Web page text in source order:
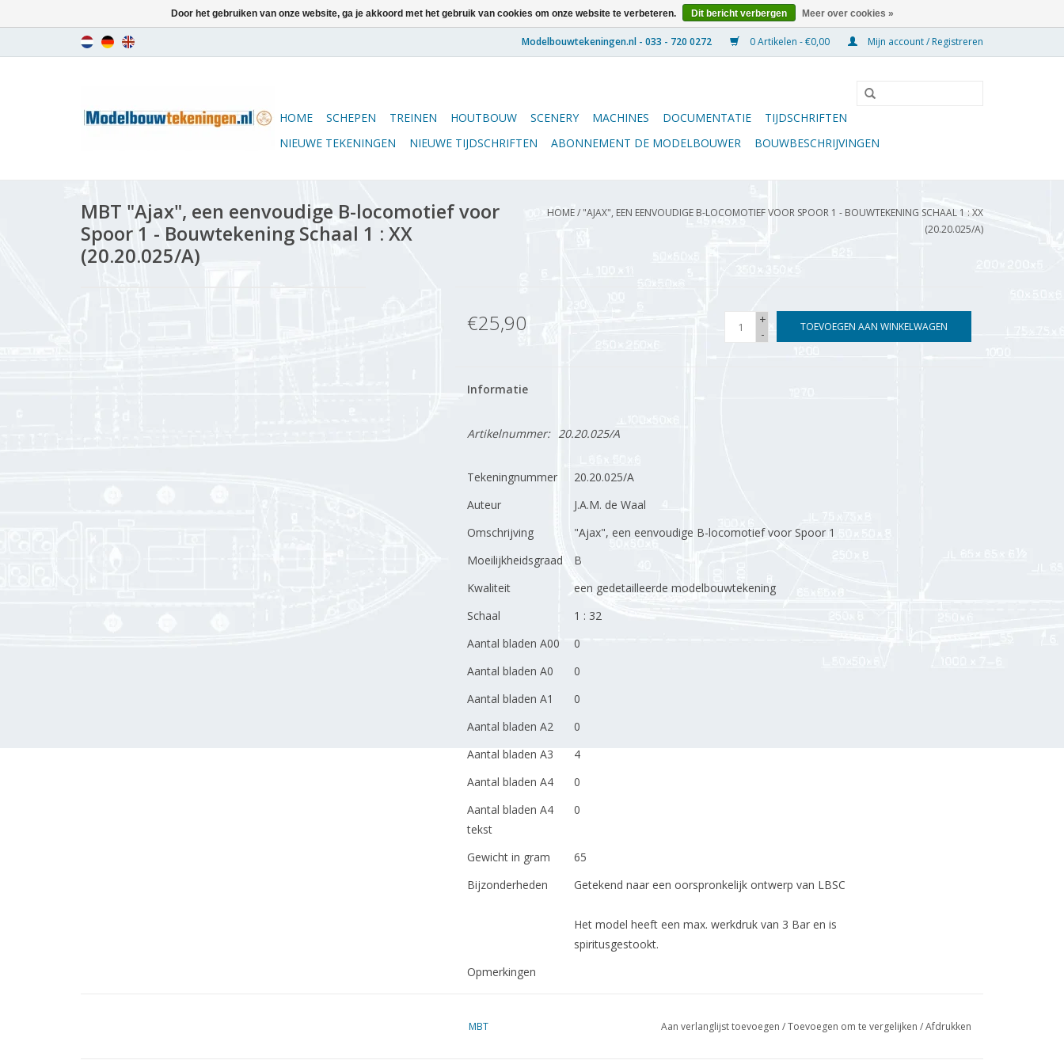
0 Artikelen - €0,00 Mijn account / Registreren
HOME SCHEPEN TREINEN HOUTBOUW SCENERY MACHINES DOCUMENTATIE
TIJDSCHRIFTEN
NIEUWE TEKENINGEN
NIEUWE TIJDSCHRIFTEN ABONNEMENT DE MODELBOUWER BOUWBESCHRIJVINGEN
MBT "Ajax", een eenvoudige B-locomotief voor
Spoor 1 - Bouwtekening Schaal 1 : XX
(20.20.025/A)
HOME/ "AJAX", EEN EENVOUDIGE B-LOCOMOTIEF VOOR SPOOR 1 - BOUWTEKENING SCHAAL 1 : XX
(20.20.025/A)
€25,90
+
-
TOEVOEGEN AAN WINKELWAGEN
Informatie
Artikelnummer: 20.20.025/A
Tekeningnummer
20.20.025/A
Auteur
J.A.M. de Waal
Omschrijving
"Ajax", een eenvoudige B-locomotief voor Spoor 1
Moeilijkheidsgraad
B
Kwaliteit
een gedetailleerde modelbouwtekening
Schaal
1 : 32
Aantal bladen A00
0
Aantal bladen A0
0
Aantal bladen A1
0
Aantal bladen A2
0
Aantal bladen A3
4
Aantal bladen A4
0
Aantal bladen A4
tekst
0
Gewicht in gram
65
Bijzonderheden
Getekend naar een oorspronkelijk ontwerp van LBSC
Het model heeft een max. werkdruk van 3 Bar en is
spiritusgestookt.
Opmerkingen
MBT Aan verlanglijst toevoegen /Toevoegen om te vergelijken /Afdrukken
Door het gebruiken van onze website, ga je akkoord met het gebruik van cookies om onze website te verbeteren. Dit bericht verbergen Meer over cookies »